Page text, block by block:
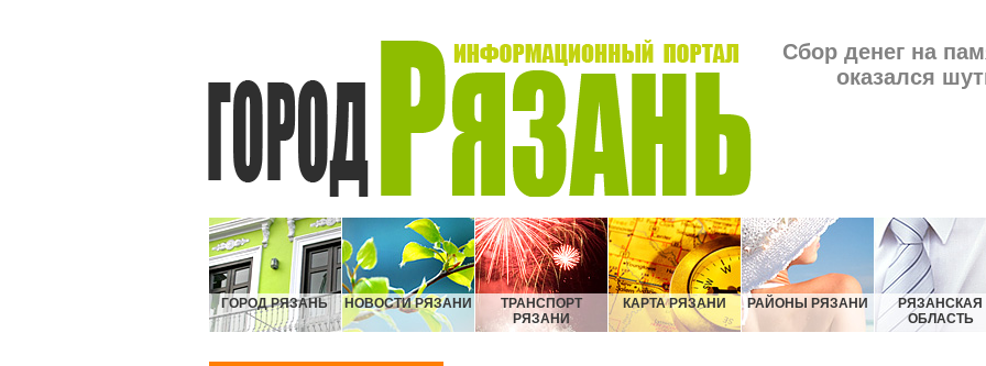
Сбор денег на
оказался
ГОРОД РЯЗАНЬ НОВОСТИ РЯЗАНИ
ТРАНСПОРТ
РЯЗАНИ
КАРТА РЯЗАНИ РАЙОНЫ РЯЗАНИ
РЯЗАНСКАЯ
ОБЛАСТЬ